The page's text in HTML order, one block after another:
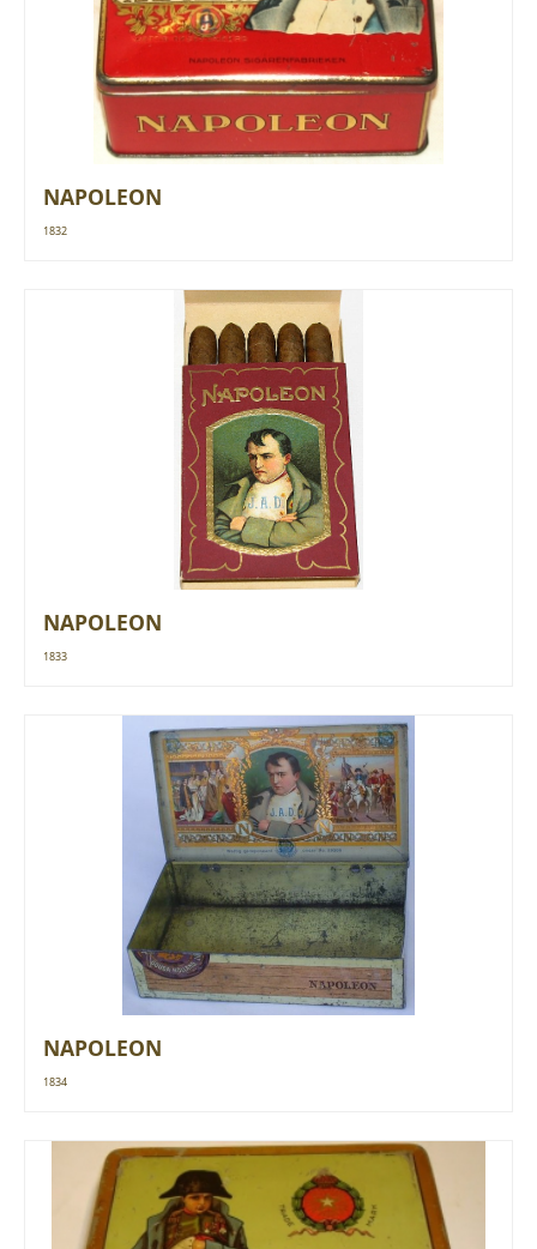
NAPOLEON
1832
NAPOLEON
1833
NAPOLEON
1834